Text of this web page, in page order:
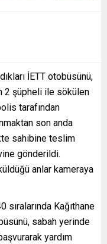
İETT otobüsünü,
2 şüpheli ile sökülen
tarafından
son anda
sahibine teslim
gönderildi.
anlar kameraya
sıralarında Kağıthane
sabah yerinde
yardım